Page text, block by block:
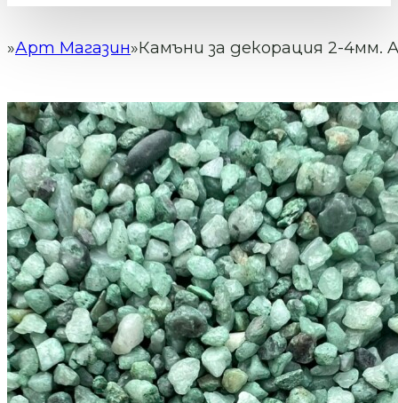
Начало
Арт Магазин Камъни за декорация 2-4мм.